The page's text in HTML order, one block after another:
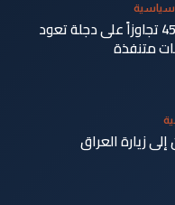
سياسية
الموارد المائية: 454 تجاوزاً على دجلة تعود
متنفذة
زيارة العراق